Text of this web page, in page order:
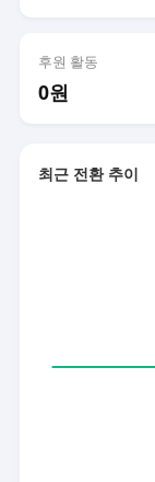
후원 활동
0원
최근 전환 추이